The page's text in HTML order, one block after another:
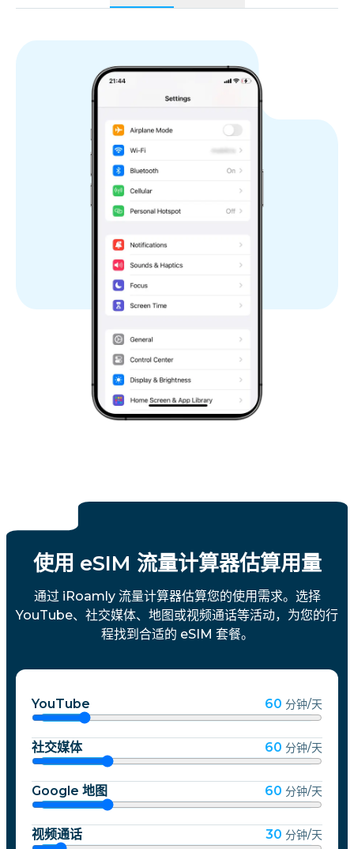
使用 eSIM 流量计算器估算用量
通过 iRoamly 流量计算器估算您的使用需求。选择
YouTube、社交媒体、地图或视频通话等活动，为您的行
程找到合适的 eSIM 套餐。
YouTube 60 分钟/天
社交媒体 60 分钟/天
Google 地图 60 分钟/天
视频通话 30 分钟/天